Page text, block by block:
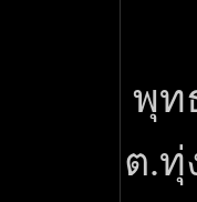
พุท
ต.ทุ่